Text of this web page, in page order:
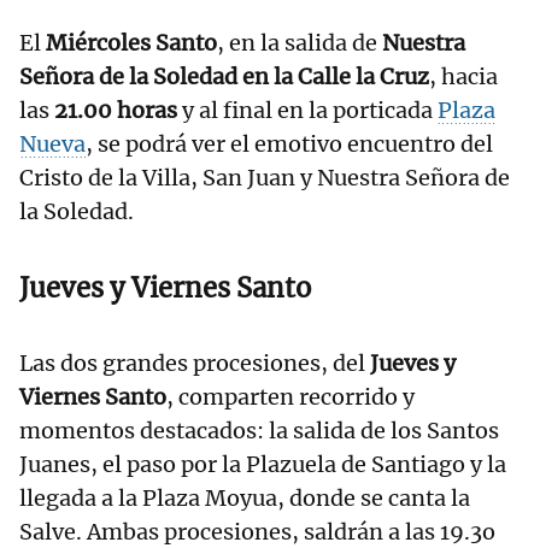
ElMiércoles Santo, en la salida de Nuestra
Señora de la Soledad en la Calle la Cruz, hacia
las 21.00 horasy al final en la porticadaPlaza
Nueva, se podrá ver el emotivo encuentro del
Cristo de la Villa, San Juan y Nuestra Señora de
la Soledad.
Jueves y Viernes Santo
Las dos grandes procesiones, delJueves y
Viernes Santo, comparten recorrido y
momentos destacados: la salida de los Santos
Juanes, el paso por la Plazuela de Santiago y la
llegada a la Plaza Moyua, donde se canta la
Salve. Ambas procesiones, saldrán a las 19.3o